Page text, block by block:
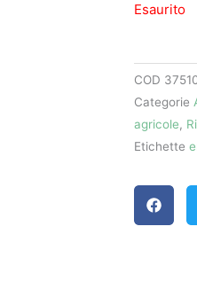
Esaurito
COD
Categorie
agricole,
Etichette